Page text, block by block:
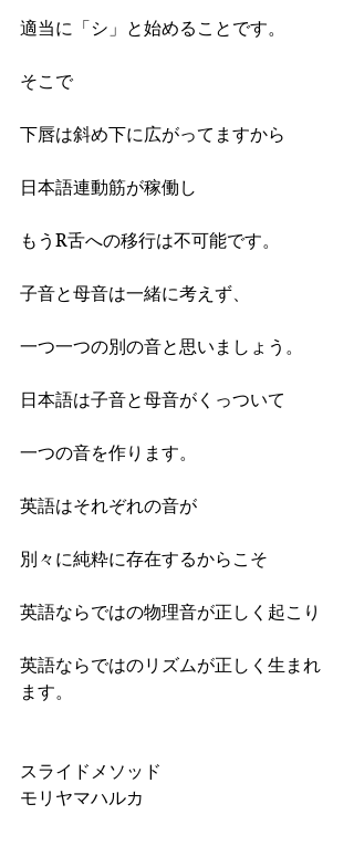
適当に「シ」と始めることです。
そこで
下唇は斜め下に広がってますから
日本語連動筋が稼働し
もうR舌への移行は不可能です。
子音と母音は一緒に考えず、
一つ一つの別の音と思いましょう。
日本語は子音と母音がくっついて
一つの音を作ります。
英語はそれぞれの音が
別々に純粋に存在するからこそ
英語ならではの物理音が正しく起こり
英語ならではのリズムが正しく生まれ
ます。
スライドメソッド
モリヤマハルカ